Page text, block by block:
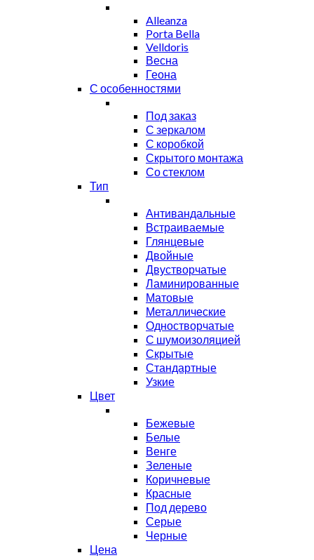
Alleanza
Porta Bella
Velldoris
Весна
Геона
С особенностями
Под заказ
С зеркалом
С коробкой
Скрытого монтажа
Со стеклом
Тип
Антивандальные
Встраиваемые
Глянцевые
Двойные
Двустворчатые
Ламинированные
Матовые
Металлические
Одностворчатые
С шумоизоляцией
Скрытые
Стандартные
Узкие
Цвет
Бежевые
Белые
Венге
Зеленые
Коричневые
Красные
Под дерево
Серые
Черные
Цена